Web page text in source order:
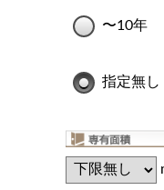
〜10年
指定無し